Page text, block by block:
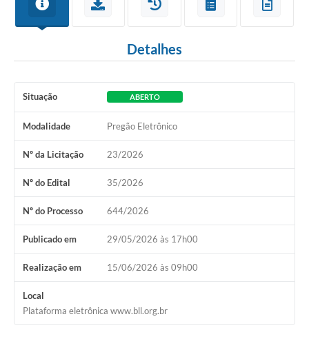
Detalhes
Situação ABERTO
Modalidade Pregão Eletrônico
Nº da Licitação 23/2026
Nº do Edital 35/2026
Nº do Processo 644/2026
Publicado em 29/05/2026 às 17h00
Realização em 15/06/2026 às 09h00
Local
Plataforma eletrônica www.bll.org.br